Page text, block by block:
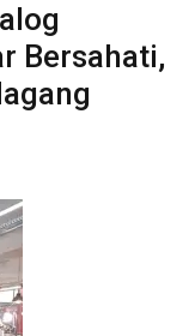
Bersahati,